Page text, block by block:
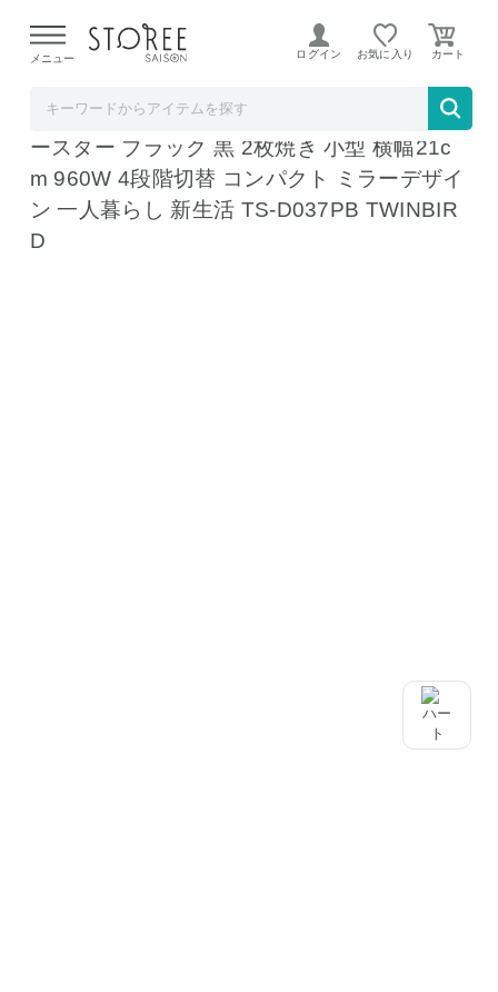
よる配送遅延が発生しております。
メニュー ログイン お気に入り
ツインバード トースター スリムオーブント
ースター ブラック 黒 2枚焼き 小型 横幅21c
m 960W 4段階切替 コンパクト ミラーデザイ
ン 一人暮らし 新生活 TS-D037PB TWINBIR
D